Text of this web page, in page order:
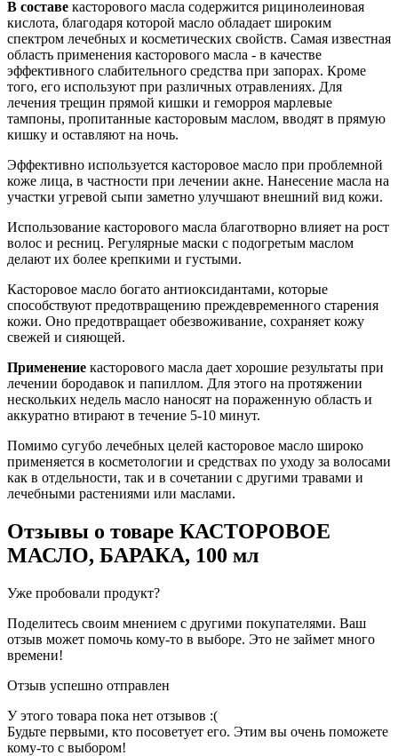
В составе касторового масла содержится рицинолеиновая
кислота, благодаря которой масло обладает широким
спектром лечебных и косметических свойств. Самая известная
область применения касторового масла - в качестве
эффективного слабительного средства при запорах. Кроме
того, его используют при различных отравлениях. Для
лечения трещин прямой кишки и геморроя марлевые
тампоны, пропитанные касторовым маслом, вводят в прямую
кишку и оставляют на ночь.
Эффективно используется касторовое масло при проблемной
коже лица, в частности при лечении акне. Нанесение масла на
участки угревой сыпи заметно улучшают внешний вид кожи.
Использование касторового масла благотворно влияет на рост
волос и ресниц. Регулярные маски с подогретым маслом
делают их более крепкими и густыми.
Касторовое масло богато антиоксидантами, которые
способствуют предотвращению преждевременного старения
кожи. Оно предотвращает обезвоживание, сохраняет кожу
свежей и сияющей.
Применение касторового масла дает хорошие результаты при
лечении бородавок и папиллом. Для этого на протяжении
нескольких недель масло наносят на пораженную область и
аккуратно втирают в течение 5-10 минут.
Помимо сугубо лечебных целей касторовое масло широко
применяется в косметологии и средствах по уходу за волосами
как в отдельности, так и в сочетании с другими травами и
лечебными растениями или маслами.
Отзывы о товаре КАСТОРОВОЕ
МАСЛО, БАРАКА, 100 мл
Уже пробовали продукт?
Поделитесь своим мнением с другими покупателями. Ваш
отзыв может помочь кому-то в выборе. Это не займет много
времени!
Отзыв успешно отправлен
У этого товара пока нет отзывов :(
Будьте первыми, кто посоветует его. Этим вы очень поможете
кому-то с выбором!